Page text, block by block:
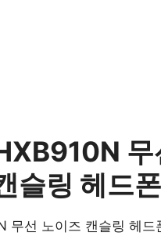
무
슬링 헤드폰
무선 노이즈 캔슬링 헤드